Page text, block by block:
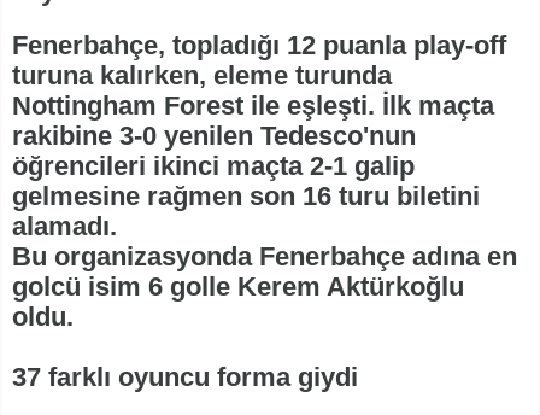
Fenerbahçe, topladığı 12 puanla play-off
turuna kalırken, eleme turunda
Nottingham Forest ile eşleşti. İlk maçta
rakibine 3-0 yenilen Tedesco'nun
öğrencileri ikinci maçta 2-1 galip
gelmesine rağmen son 16 turu biletini
alamadı.
Bu organizasyonda Fenerbahçe adına en
golcü isim 6 golle Kerem Aktürkoğlu
oldu.
37 farklı oyuncu forma giydi